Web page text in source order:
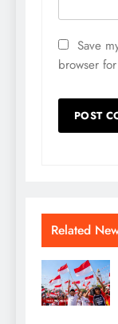
Save
browser
Related